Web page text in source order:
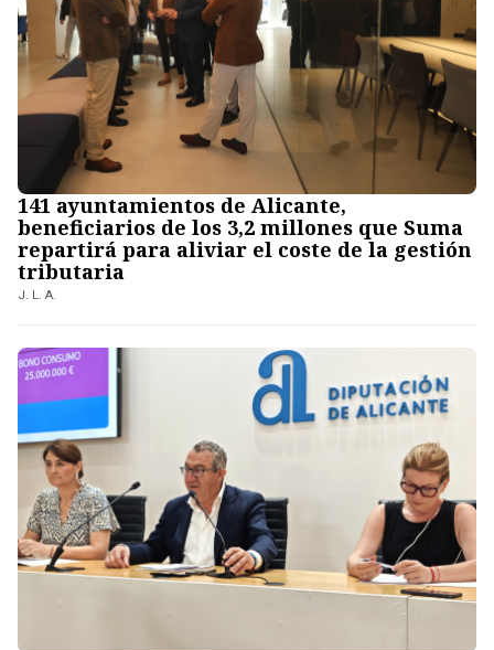
141 ayuntamientos de Alicante,
beneficiarios de los 3,2 millones que Suma
repartirá para aliviar el coste de la gestión
tributaria
J. L. A.